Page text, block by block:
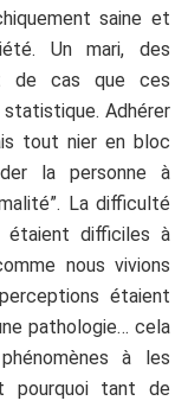
saine et
Un mari, des
de cas que ces
Adhérer
tout nier en bloc
la personne à
La difficulté
étaient difficiles à
nous vivions
étaient
pathologie… cela
à les
pourquoi tant de